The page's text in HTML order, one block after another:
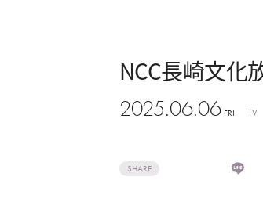
NCC長崎文化
2025.06.06 FRI TV
SHARE